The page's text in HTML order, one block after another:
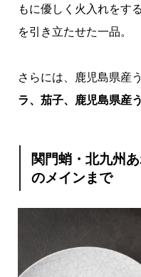
もに優しく火入れをす
を引き立たせた一品。
さらには、鹿児島県産
ラ、茄子、鹿児島県産
関門蛸・北九州
のメインまで